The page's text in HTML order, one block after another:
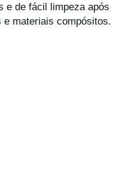
e de fácil limpeza após
e materiais compósitos.